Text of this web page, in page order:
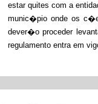
estar quites com a
munic�pio onde os
dever�o proceder
regulamento entra em